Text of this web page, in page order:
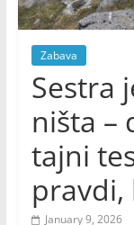
Zabava
Sestra
ništa –
tajni
pravdi,
January 9, 2026